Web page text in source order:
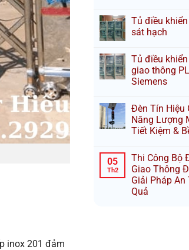
inox 201 đảm
Tủ điều
sát hạch
Tủ điều
giao thông
Siemens
Đèn Tín Hiệu
Năng Lượng
Tiết Kiệm &
05
Th2
Thi Công Bộ
Giao Thông
Giải Pháp An
Quả